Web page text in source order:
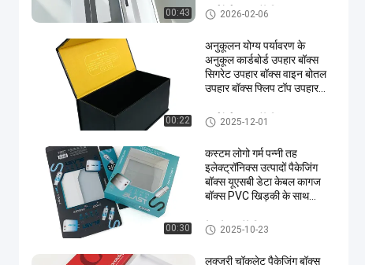
00:43 कार्डबोर्ड उपहार पैकेजिंग बॉक्स
2026-02-06
00:22
अनुकूलन योग्य पर्यावरण के
अनुकूल कार्डबोर्ड उपहार बॉक्स
सिगरेट उपहार बॉक्स वाइन बोतल
उपहार बॉक्स फ्लिप टॉप उपहार
कार्डबोर्ड उपहार पैकेजिंग बॉक्स
2025-12-01
00:30
कस्टम लोगो गर्म पन्नी तह
इलेक्ट्रॉनिक्स उत्पादों पैकेजिंग
बॉक्स यूएसबी डेटा केबल कागज
बॉक्स PVC खिड़की के साथ
डेटा केबल पैकेजिंग बॉक्स
2025-10-23
लक्जरी चॉकलेट पैकेजिंग बॉक्स